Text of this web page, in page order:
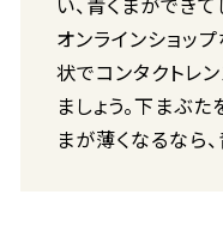
オンラインショッ
状でコンタクトレ
ましょう。下まぶ
まが薄くなるなら